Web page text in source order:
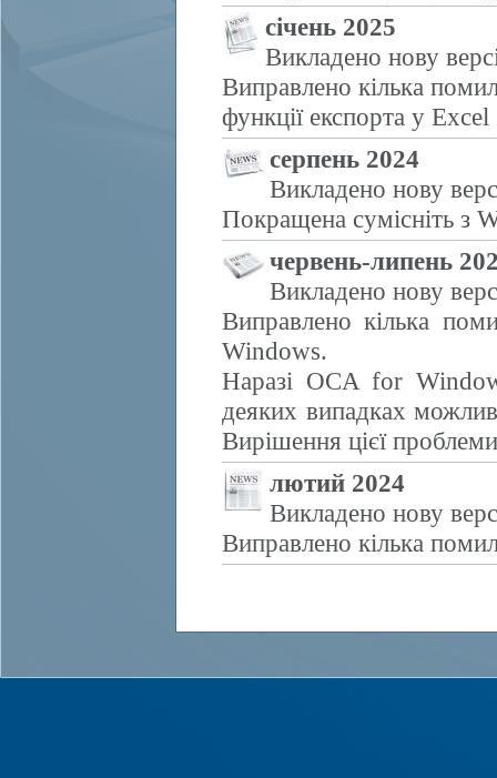
січень 2025
Викладено нову
Виправлено кілька
функції експорта у Excel
серпень 2024
Викладено нову
Покращена сумісніть з
червень-липень
Викладено нову
Виправлено кілька
Windows.
Наразі OCA for
деяких випадках
Вирішення цієї
лютий 2024
Викладено нову
Виправлено кілька